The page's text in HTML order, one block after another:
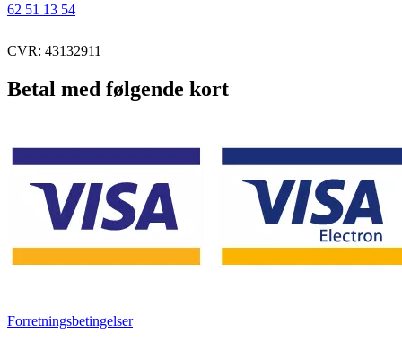
62 51 13 54
CVR: 43132911
Betal med følgende kort
Forretningsbetingelser